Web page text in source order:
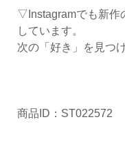
▽Instagramでも新作
しています。
次の「好き」を見つ
商品ID：ST022572